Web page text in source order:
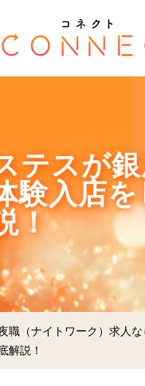
テスが
験入店
！
職（ナイトワーク）求人な
解説！